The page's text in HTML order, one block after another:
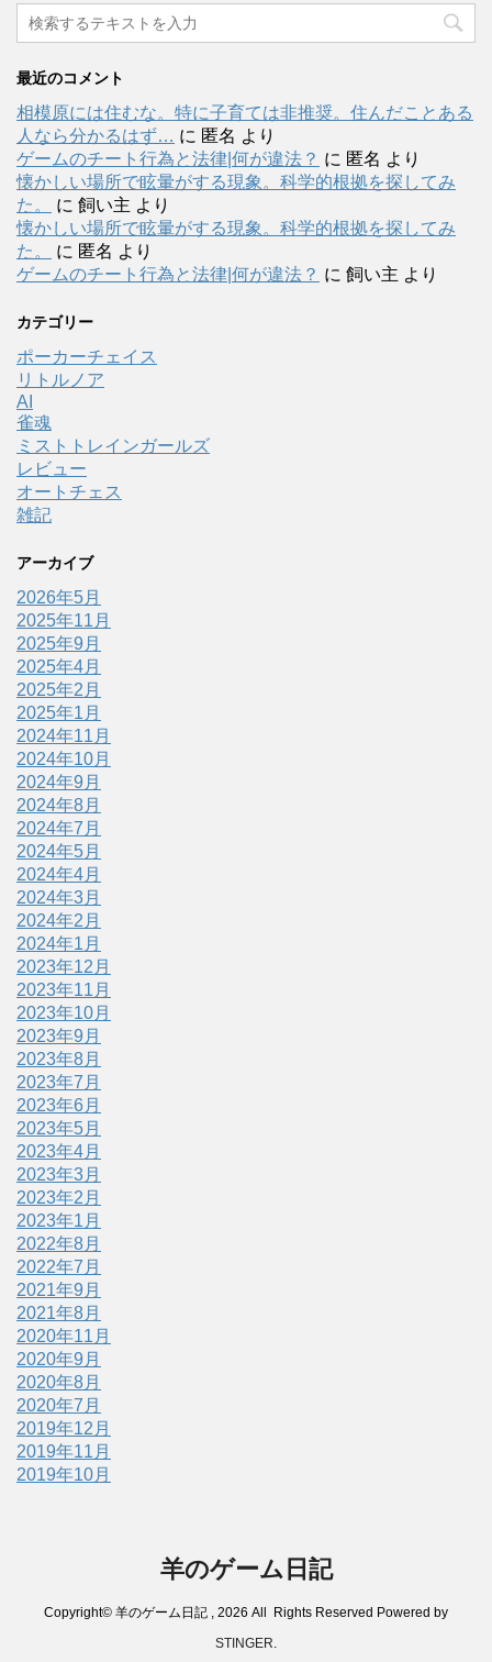
最近のコメント
相模原には住むな。特に子育ては非推奨。住んだことある
人なら分かるはず… に 匿名 より
ゲームのチート行為と法律|何が違法？ に 匿名 より
懐かしい場所で眩暈がする現象。科学的根拠を探してみ
た。
に 飼い主 より
懐かしい場所で眩暈がする現象。科学的根拠を探してみ
た。
に 匿名 より
ゲームのチート行為と法律|何が違法？ に 飼い主 より
カテゴリー
ポーカーチェイス
リトルノア
AI
雀魂
ミストトレインガールズ
レビュー
オートチェス
雑記
アーカイブ
2026年5月
2025年11月
2025年9月
2025年4月
2025年2月
2025年1月
2024年11月
2024年10月
2024年9月
2024年8月
2024年7月
2024年5月
2024年4月
2024年3月
2024年2月
2024年1月
2023年12月
2023年11月
2023年10月
2023年9月
2023年8月
2023年7月
2023年6月
2023年5月
2023年4月
2023年3月
2023年2月
2023年1月
2022年8月
2022年7月
2021年9月
2021年8月
2020年11月
2020年9月
2020年8月
2020年7月
2019年12月
2019年11月
2019年10月
羊のゲーム日記
Copyright© 羊のゲーム日記 , 2026 All Rights Reserved Powered by
STINGER